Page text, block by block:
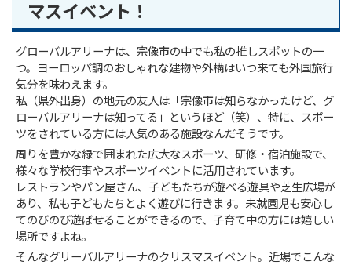
マスイベント！
グローバルアリーナは、宗像市の中でも私の推しスポットの一
つ。ヨーロッパ調のおしゃれな建物や外構はいつ来ても外国旅行
気分を味わえます。
私（県外出身）の地元の友人は「宗像市は知らなかったけど、グ
ローバルアリーナは知ってる」というほど（笑）、特に、スポー
ツをされている方には人気のある施設なんだそうです。
周りを豊かな緑で囲まれた広大なスポーツ、研修・宿泊施設で、
様々な学校行事やスポーツイベントに活用されています。
レストランやパン屋さん、子どもたちが遊べる遊具や芝生広場が
あり、私も子どもたちとよく遊びに行きます。未就園児も安心し
てのびのび遊ばせることができるので、子育て中の方には嬉しい
場所ですよね。
そんなグリーバルアリーナのクリスマスイベント。近場でこんな